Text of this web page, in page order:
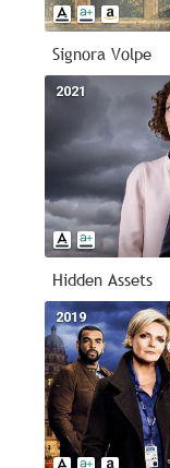
Signora Volpe
2021
Hidden Assets
2019